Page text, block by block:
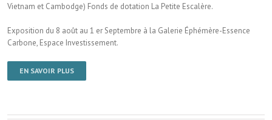
Vietnam et Cambodge) Fonds de dotation La Petite Escalère.
Exposition du 8 août au 1 er Septembre à la Galerie Éphémère-Essence
Carbone, Espace Investissement.
EN SAVOIR PLUS